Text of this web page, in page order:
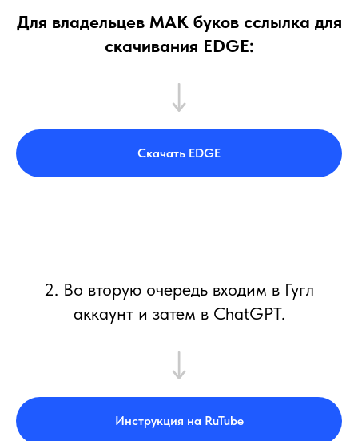
Для владельцев МАК буков сслылка для
скачивания EDGE:
Скачать EDGE
2. Во вторую очередь входим в Гугл
аккаунт и затем в ChatGPT.
Инструкция на RuTube